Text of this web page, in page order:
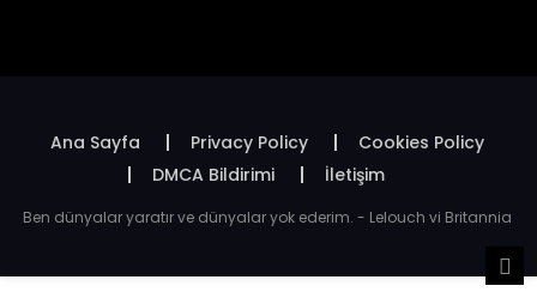
Ana Sayfa Privacy Policy
Cookies Policy
DMCA Bildirimi
İletişim
Ben dünyalar yaratır ve dünyalar yok ederim. - Lelouch vi Britannia